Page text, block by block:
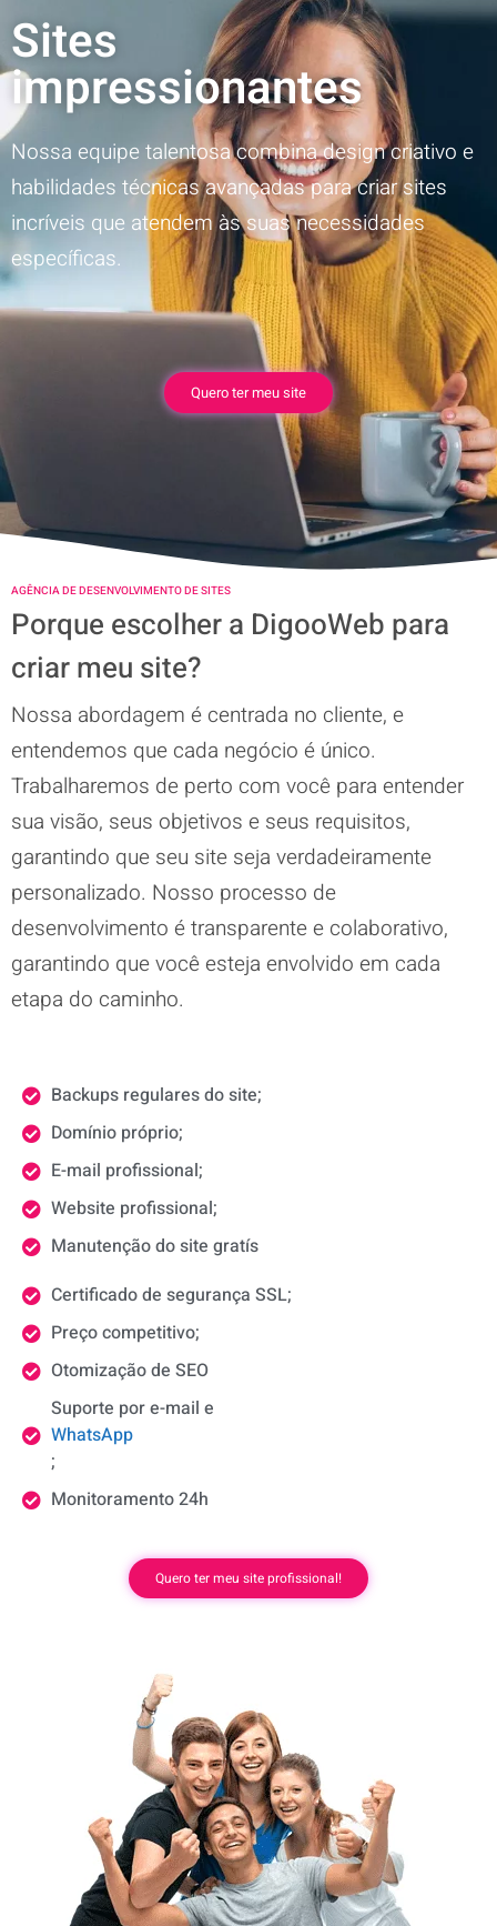
Sites
impressionantes
Nossa equipe talentosa combina design criativo e
habilidades técnicas avançadas para criar sites
incríveis que atendem às suas necessidades
específicas.
Quero ter meu site
AGÊNCIA DE DESENVOLVIMENTO DE SITES
Porque escolher a DigooWeb para
criar meu site?
Nossa abordagem é centrada no cliente, e
entendemos que cada negócio é único.
Trabalharemos de perto com você para entender
sua visão, seus objetivos e seus requisitos,
garantindo que seu site seja verdadeiramente
personalizado. Nosso processo de
desenvolvimento é transparente e colaborativo,
garantindo que você esteja envolvido em cada
etapa do caminho.
Backups regulares do site;
Domínio próprio;
E-mail profissional;
Website profissional;
Manutenção do site gratís
Certificado de segurança SSL;
Preço competitivo;
Otomização de SEO
Suporte por e-mail e
WhatsApp
;
Monitoramento 24h
Quero ter meu site profissional!